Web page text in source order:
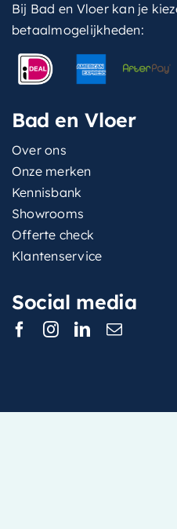
Bij Bad en Vloer kan je
betaalmogelijkheden:
Bad en Vloer
Over ons
Onze merken
Kennisbank
Showrooms
Offerte check
Klantenservice
Social media